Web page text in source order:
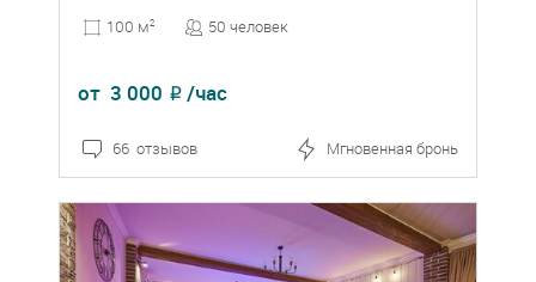
100 м2 50 человек
от 3 000 ₽ /час
66 отзывов Мгновенная бронь